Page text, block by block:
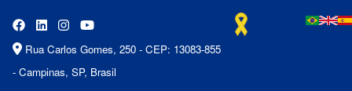
Rua Carlos Gomes, 250 - CEP: 13083-855
- Campinas, SP, Brasil